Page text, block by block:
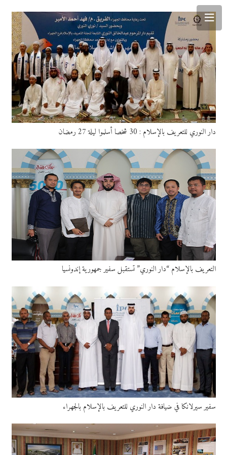
دار النوري للتعريف بالإسلام : 30 شخصا أسلموا ليلة 27 رمضان
التعريف بالإسلام “دار النوري” تستقبل سفير جمهورية إندونسيا
سفير سيرلانكا في ضيافة دار النوري للتعريف بالإسلام بالجهراء